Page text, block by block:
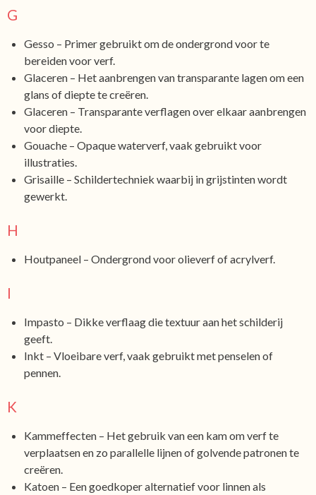
G
Gesso – Primer gebruikt om de ondergrond voor te
bereiden voor verf.
Glaceren – Het aanbrengen van transparante lagen om een
glans of diepte te creëren.
Glaceren – Transparante verflagen over elkaar aanbrengen
voor diepte.
Gouache – Opaque waterverf, vaak gebruikt voor
illustraties.
Grisaille – Schildertechniek waarbij in grijstinten wordt
gewerkt.
H
Houtpaneel – Ondergrond voor olieverf of acrylverf.
I
Impasto – Dikke verflaag die textuur aan het schilderij
geeft.
Inkt – Vloeibare verf, vaak gebruikt met penselen of
pennen.
K
Kammeffecten – Het gebruik van een kam om verf te
verplaatsen en zo parallelle lijnen of golvende patronen te
creëren.
Katoen – Een goedkoper alternatief voor linnen als